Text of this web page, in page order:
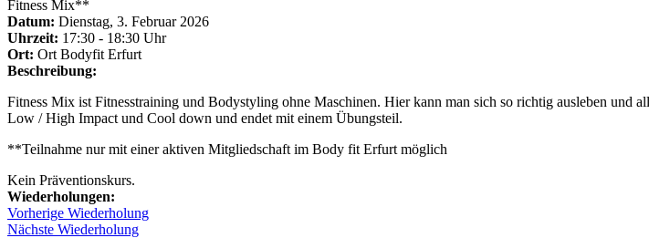
Fitness Mix**
Datum: Dienstag, 3. Februar 2026
Uhrzeit: 17:30 - 18:30 Uhr
Ort: Ort Bodyfit Erfurt
Beschreibung:
Fitness Mix ist Fitnesstraining und Bodystyling ohne Maschinen. Hier kann man sich so richtig ausleben und
Low / High Impact und Cool down und endet mit einem Übungsteil.
**Teilnahme nur mit einer aktiven Mitgliedschaft im Body fit Erfurt möglich
Kein Präventionskurs.
Wiederholungen:
Vorherige Wiederholung
Nächste Wiederholung